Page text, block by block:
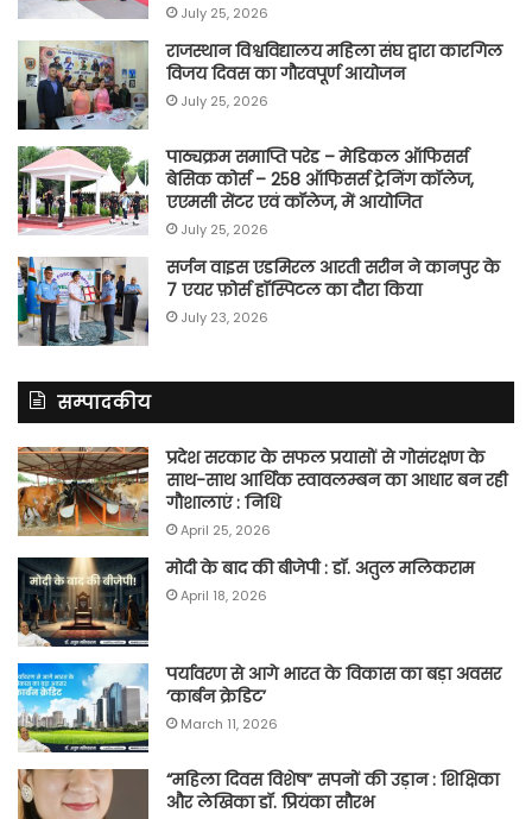
July 25, 2026
राजस्थान विश्वविद्यालय महिला संघ द्वारा कारगिल
विजय दिवस का गौरवपूर्ण आयोजन
July 25, 2026
पाठ्यक्रम समाप्ति परेड – मेडिकल ऑफिसर्स
बेसिक कोर्स – 258 ऑफिसर्स ट्रेनिंग कॉलेज,
एएमसी सेंटर एवं कॉलेज, में आयोजित
July 25, 2026
सर्जन वाइस एडमिरल आरती सरीन ने कानपुर के
7 एयर फ़ोर्स हॉस्पिटल का दौरा किया
July 23, 2026
सम्पादकीय
प्रदेश सरकार के सफल प्रयासों से गोसंरक्षण के
साथ-साथ आर्थिक स्वावलम्बन का आधार बन रही
गौशालाएं : निधि
April 25, 2026
मोदी के बाद की बीजेपी : डॉ. अतुल मलिकराम
April 18, 2026
पर्यावरण से आगे भारत के विकास का बड़ा अवसर
‘कार्बन क्रेडिट’
March 11, 2026
“महिला दिवस विशेष” सपनों की उड़ान : शिक्षिका
और लेखिका डॉ. प्रियंका सौरभ